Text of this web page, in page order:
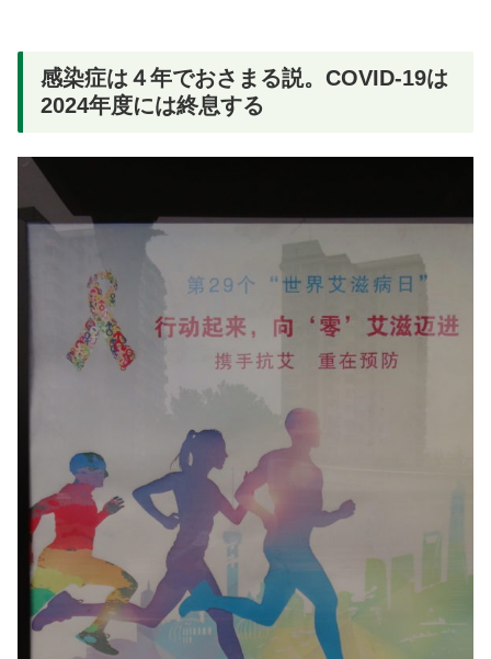
感染症は４年でおさまる説。COVID-19は
2024年度には終息する